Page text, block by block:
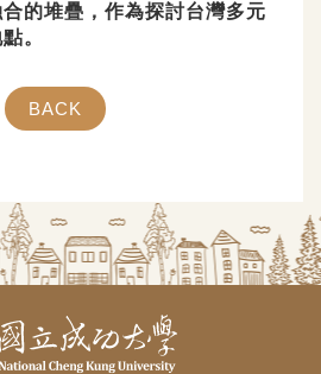
的堆疊，作為探討台灣多元
。​
BACK